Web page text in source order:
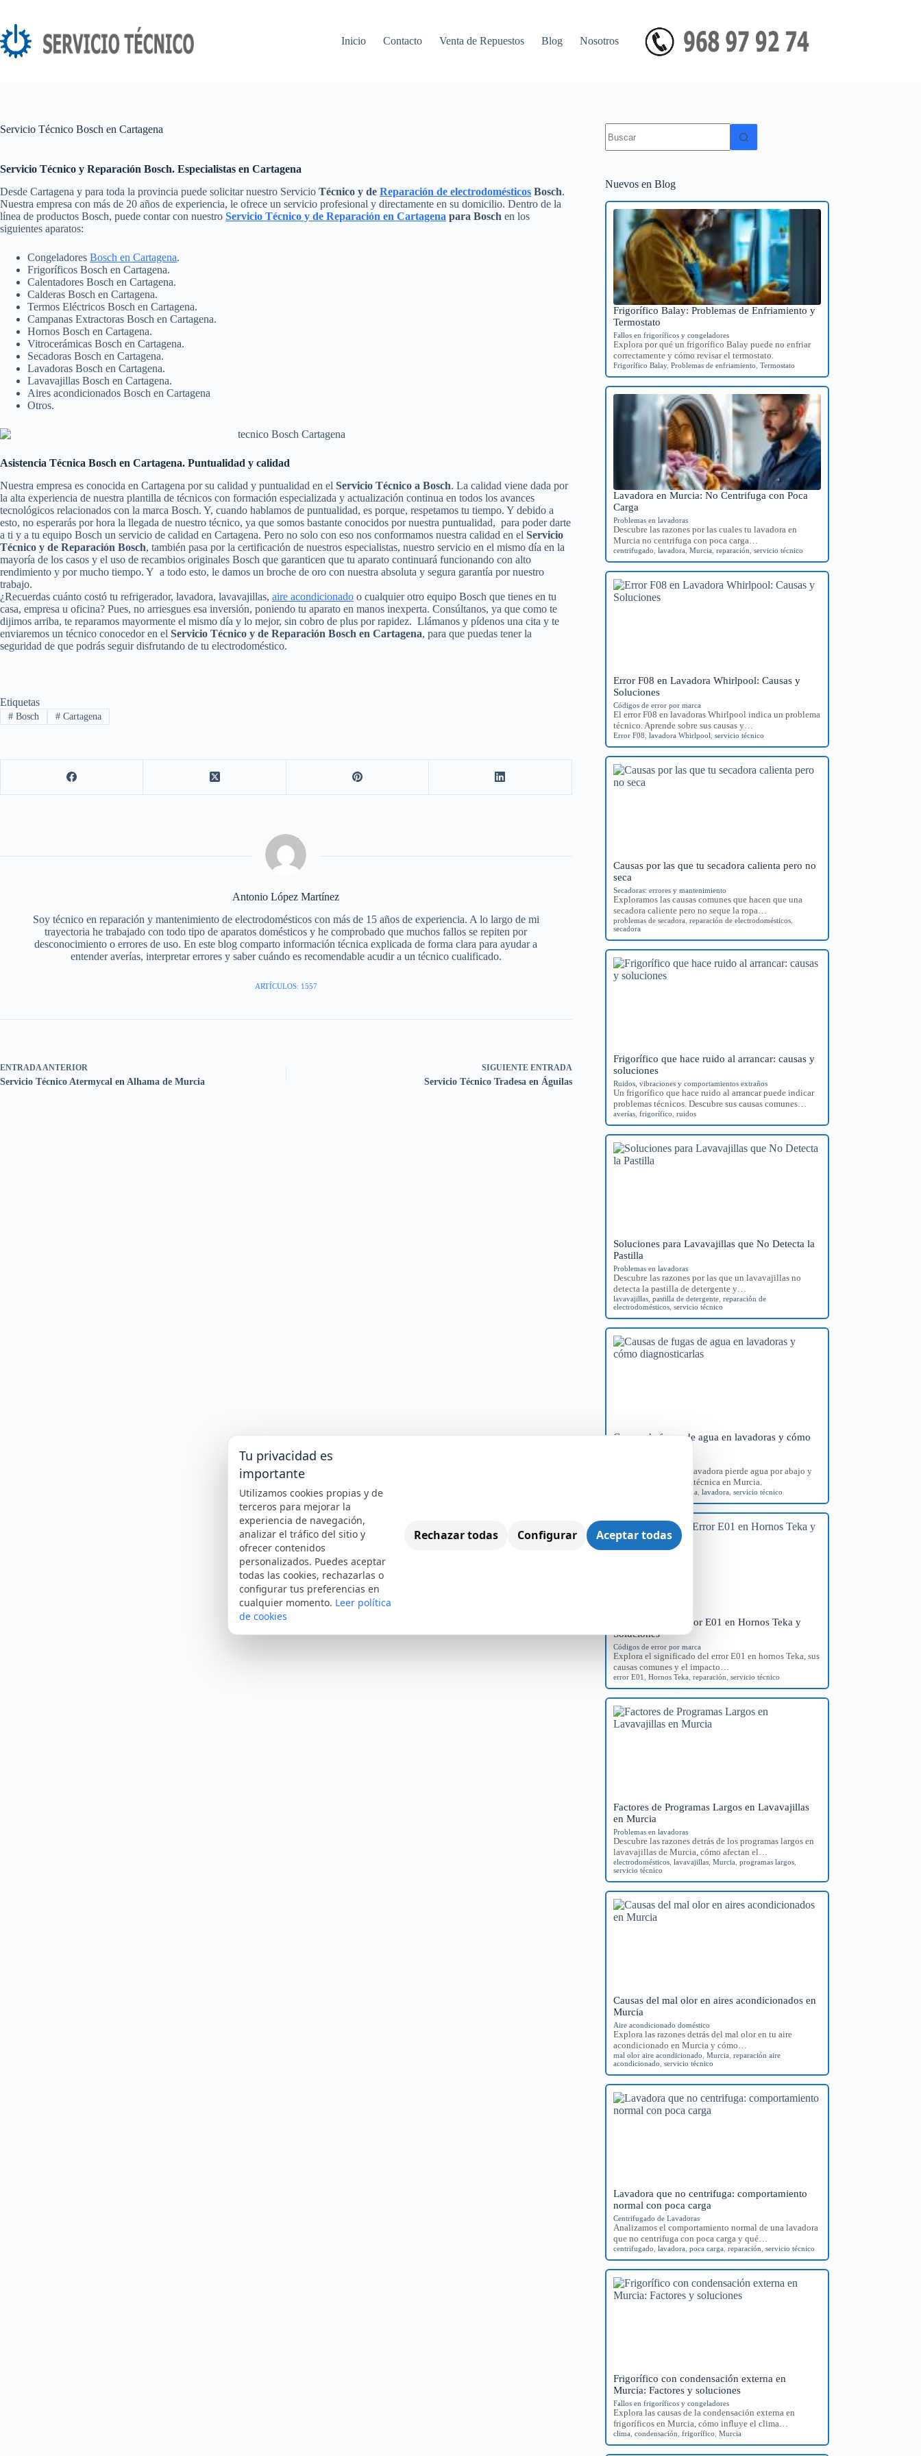
contenido
Inicio
Contacto Venta de Repuestos Blog Nosotros
Servicio Técnico Bosch en Cartagena
Servicio Técnico y Reparación Bosch. Especialistas en Cartagena
Desde Cartagena y para toda la provincia puede solicitar nuestro Servicio Técnico y de Reparación de electrodomésticos Bosch.
Nuestra empresa con más de 20 años de experiencia, le ofrece un servicio profesional y directamente en su domicilio. Dentro de la
línea de productos Bosch, puede contar con nuestro Servicio Técnico y de Reparación en Cartagena para Bosch en los
siguientes aparatos:
Congeladores Bosch en Cartagena.
Frigoríficos Bosch en Cartagena.
Calentadores Bosch en Cartagena.
Calderas Bosch en Cartagena.
Termos Eléctricos Bosch en Cartagena.
Campanas Extractoras Bosch en Cartagena.
Hornos Bosch en Cartagena.
Vitrocerámicas Bosch en Cartagena.
Secadoras Bosch en Cartagena.
Lavadoras Bosch en Cartagena.
Lavavajillas Bosch en Cartagena.
Aires acondicionados Bosch en Cartagena
Otros.
Asistencia Técnica Bosch en Cartagena. Puntualidad y calidad
Nuestra empresa es conocida en Cartagena por su calidad y puntualidad en el Servicio Técnico a Bosch. La calidad viene dada por
la alta experiencia de nuestra plantilla de técnicos con formación especializada y actualización continua en todos los avances
tecnológicos relacionados con la marca Bosch. Y, cuando hablamos de puntualidad, es porque, respetamos tu tiempo. Y debido a
esto, no esperarás por hora la llegada de nuestro técnico, ya que somos bastante conocidos por nuestra puntualidad, para poder darte
a ti y a tu equipo Bosch un servicio de calidad en Cartagena. Pero no solo con eso nos conformamos nuestra calidad en el Servicio
Técnico y de Reparación Bosch, también pasa por la certificación de nuestros especialistas, nuestro servicio en el mismo día en la
mayoría de los casos y el uso de recambios originales Bosch que garanticen que tu aparato continuará funcionando con alto
rendimiento y por mucho tiempo. Y a todo esto, le damos un broche de oro con nuestra absoluta y segura garantía por nuestro
trabajo.
¿Recuerdas cuánto costó tu refrigerador, lavadora, lavavajillas, aire acondicionado o cualquier otro equipo Bosch que tienes en tu
casa, empresa u oficina? Pues, no arriesgues esa inversión, poniendo tu aparato en manos inexperta. Consúltanos, ya que como te
dijimos arriba, te reparamos mayormente el mismo día y lo mejor, sin cobro de plus por rapidez. Llámanos y pídenos una cita y te
enviaremos un técnico conocedor en el Servicio Técnico y de Reparación Bosch en Cartagena, para que puedas tener la
seguridad de que podrás seguir disfrutando de tu electrodoméstico.
Etiquetas
#Bosch #Cartagena
Antonio López Martínez
Soy técnico en reparación y mantenimiento de electrodomésticos con más de 15 años de experiencia. A lo largo de mi
trayectoria he trabajado con todo tipo de aparatos domésticos y he comprobado que muchos fallos se repiten por
desconocimiento o errores de uso. En este blog comparto información técnica explicada de forma clara para ayudar a
entender averías, interpretar errores y saber cuándo es recomendable acudir a un técnico cualificado.
ARTÍCULOS: 1557
ENTRADA ANTERIOR
Servicio Técnico Atermycal en Alhama de Murcia
SIGUIENTE ENTRADA
Servicio Técnico Tradesa en Águilas
resultados
Nuevos en Blog
Frigorífico Balay: Problemas de Enfriamiento y
Termostato
Fallos en frigoríficos y congeladores
Explora por qué un frigorífico Balay puede no enfriar
correctamente y cómo revisar el termostato.
Frigorífico Balay,Problemas de enfriamiento ,Termostato
Lavadora en Murcia: No Centrifuga con Poca
Carga
Problemas en lavadoras
Descubre las razones por las cuales tu lavadora en
Murcia no centrifuga con poca carga…
centrifugado ,lavadora ,Murcia ,reparación ,servicio técnico
Error F08 en Lavadora Whirlpool: Causas y
Soluciones
Códigos de error por marca
El error F08 en lavadoras Whirlpool indica un problema
técnico. Aprende sobre sus causas y…
Error F08 ,lavadora Whirlpool ,servicio técnico
Causas por las que tu secadora calienta pero no
seca
Secadoras: errores y mantenimiento
Exploramos las causas comunes que hacen que una
secadora caliente pero no seque la ropa…
problemas de secadora ,reparación de electrodomésticos
secadora
Frigorífico que hace ruido al arrancar: causas y
soluciones
Ruidos, vibraciones y comportamientos extraños
Un frigorífico que hace ruido al arrancar puede indicar
problemas técnicos. Descubre sus causas comunes…
averías ,frigorífico ,ruidos
Soluciones para Lavavajillas que No Detecta la
Pastilla
Problemas en lavadoras
Descubre las razones por las que un lavavajillas no
detecta la pastilla de detergente y…
lavavajillas ,pastilla de detergente ,reparación de
electrodomésticos ,servicio técnico
Causas de fugas de agua en lavadoras y cómo
Identifica por qué tu lavadora pierde agua por abajo y
consigue orientación técnica en Murcia.
fugas de agua ,lavadora ,servicio técnico
Significado del Error E01 en Hornos Teka y
Soluciones
Códigos de error por marca
Explora el significado del error E01 en hornos Teka, sus
causas comunes y el impacto…
error E01 ,Hornos Teka ,reparación ,servicio técnico
Factores de Programas Largos en Lavavajillas
en Murcia
Problemas en lavadoras
Descubre las razones detrás de los programas largos en
lavavajillas de Murcia, cómo afectan el…
electrodomésticos ,lavavajillas ,Murcia ,programas largos
servicio técnico
Causas del mal olor en aires acondicionados en
Murcia
Aire acondicionado doméstico
Explora las razones detrás del mal olor en tu aire
acondicionado en Murcia y cómo…
mal olor aire acondicionado ,Murcia ,reparación aire
acondicionado ,servicio técnico
Lavadora que no centrifuga: comportamiento
normal con poca carga
Centrifugado de Lavadoras
Analizamos el comportamiento normal de una lavadora
que no centrifuga con poca carga y qué…
centrifugado ,lavadora ,poca carga ,reparación ,servicio técnico
Frigorífico con condensación externa en
Murcia: Factores y soluciones
Fallos en frigoríficos y congeladores
Explora las causas de la condensación externa en
frigoríficos en Murcia, cómo influye el clima…
clima ,condensación ,frigorífico ,Murcia
Tu privacidad es
importante
Utilizamos cookies propias y de
terceros para mejorar la
experiencia de navegación,
analizar el tráfico del sitio y
ofrecer contenidos
personalizados. Puedes aceptar
todas las cookies, rechazarlas o
configurar tus preferencias en
cualquier momento. Leer política
de cookies
Rechazar todas Configurar Aceptar todas